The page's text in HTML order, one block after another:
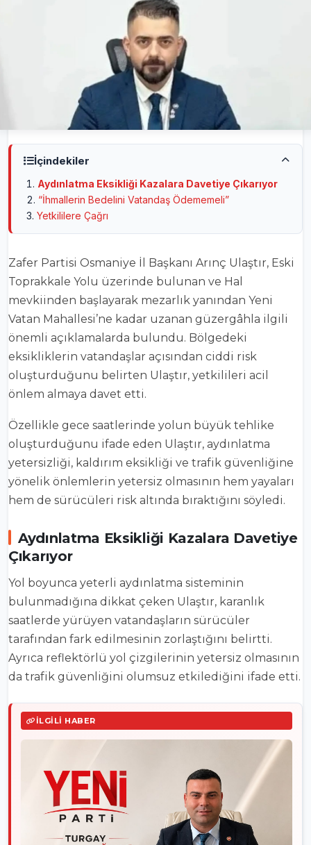
İçindekiler
Aydınlatma Eksikliği Kazalara Davetiye Çıkarıyor
“İhmallerin Bedelini Vatandaş Ödememeli”
Yetkililere Çağrı
Zafer Partisi Osmaniye İl Başkanı Arınç Ulaştır, Eski
Toprakkale Yolu üzerinde bulunan ve Hal
mevkiinden başlayarak mezarlık yanından Yeni
Vatan Mahallesi’ne kadar uzanan güzergâhla ilgili
önemli açıklamalarda bulundu. Bölgedeki
eksikliklerin vatandaşlar açısından ciddi risk
oluşturduğunu belirten Ulaştır, yetkilileri acil
önlem almaya davet etti.
Özellikle gece saatlerinde yolun büyük tehlike
oluşturduğunu ifade eden Ulaştır, aydınlatma
yetersizliği, kaldırım eksikliği ve trafik güvenliğine
yönelik önlemlerin yetersiz olmasının hem yayaları
hem de sürücüleri risk altında bıraktığını söyledi.
Aydınlatma Eksikliği Kazalara Davetiye
Çıkarıyor
Yol boyunca yeterli aydınlatma sisteminin
bulunmadığına dikkat çeken Ulaştır, karanlık
saatlerde yürüyen vatandaşların sürücüler
tarafından fark edilmesinin zorlaştığını belirtti.
Ayrıca reflektörlü yol çizgilerinin yetersiz olmasının
da trafik güvenliğini olumsuz etkilediğini ifade etti.
İLGILI HABER